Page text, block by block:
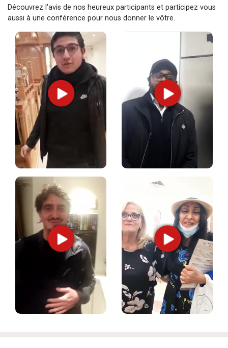
Découvrez l'avis de nos heureux participants et participez vous
aussi à une conférence pour nous donner le vôtre.